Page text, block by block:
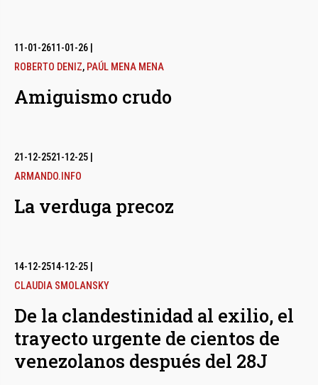
11-01-2611-01-26
ROBERTO DENIZ, PAÚL MENA MENA
Amiguismo crudo
21-12-2521-12-25
ARMANDO.INFO
La verduga precoz
14-12-2514-12-25
CLAUDIA SMOLANSKY
De la clandestinidad al exilio, el
trayecto urgente de cientos de
venezolanos después del 28J